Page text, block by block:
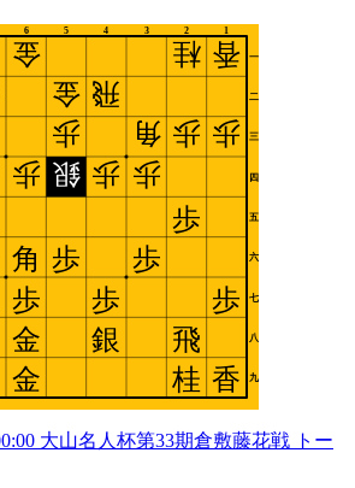
大山名人杯第33期倉敷藤花戦 トー